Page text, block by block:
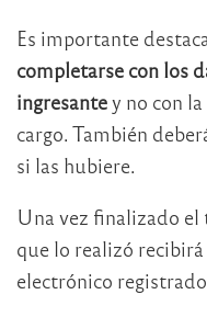
Es importante
completarse con los
ingresantey no con
cargo. También
si las hubiere.
Una vez finalizado
que lo realizó
electrónico